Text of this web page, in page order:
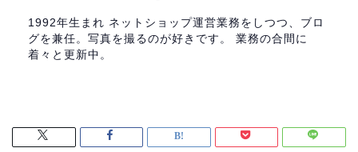
1992年生まれ ネットショップ運営業務をしつつ、ブロ
グを兼任。写真を撮るのが好きです。 業務の合間に
着々と更新中。